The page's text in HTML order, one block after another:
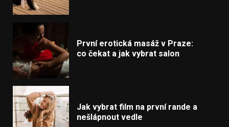
První erotická masáž v Praze:
co čekat a jak vybrat salon
Jak vybrat film na první rande a
nešlápnout vedle